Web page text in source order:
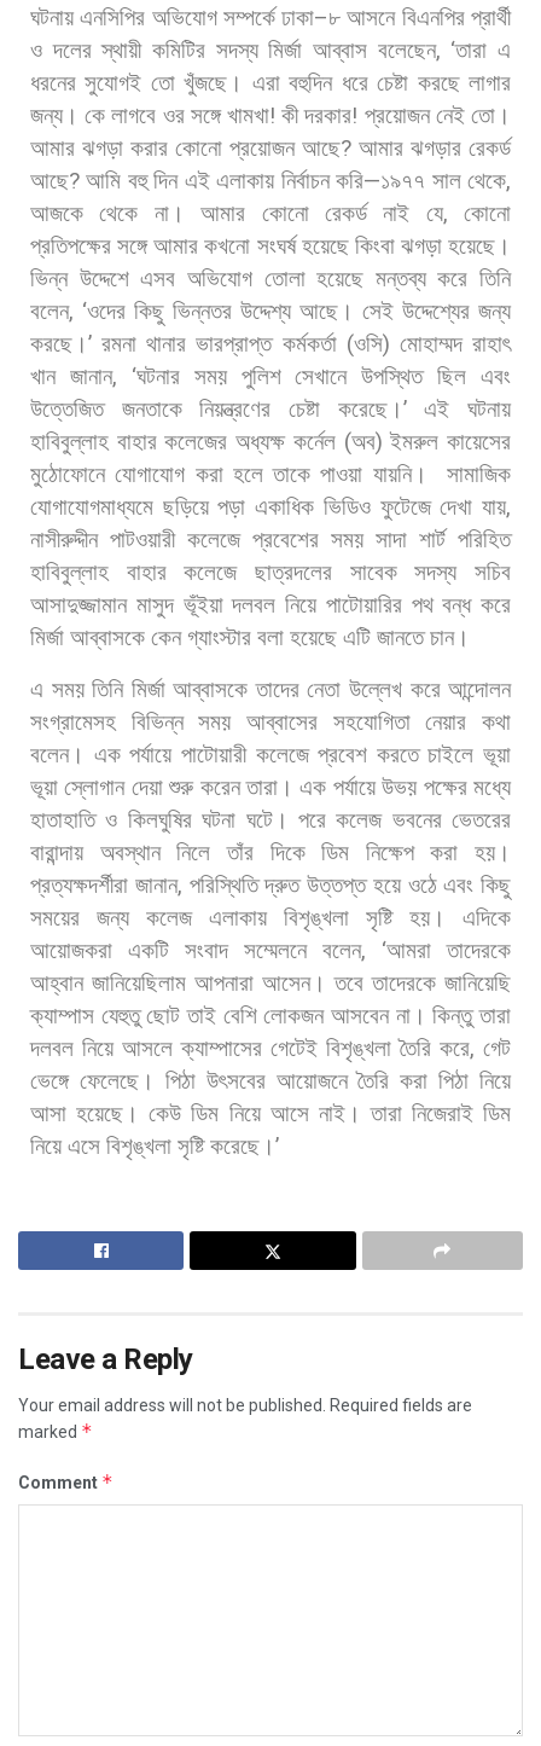
ঘটনায় এনসিপির অভিযোগ সম্পর্কে ঢাকা–৮ আসনে বিএনপির প্রার্থী
ও দলের স্থায়ী কমিটির সদস্য মির্জা আব্বাস বলেছেন, ‘তারা এ
ধরনের সুযোগই তো খুঁজছে। এরা বহুদিন ধরে চেষ্টা করছে লাগার
জন্য। কে লাগবে ওর সঙ্গে খামখা!কী দরকার! প্রয়োজন নেই তো।
আমার ঝগড়া করার কোনো প্রয়োজন আছে? আমার ঝগড়ার রেকর্ড
আছে?আমি বহু দিন এই এলাকায় নির্বাচন করি—১৯৭৭ সাল থেকে,
আজকে থেকে না। আমার কোনো রেকর্ড নাই যে, কোনো
প্রতিপক্ষের সঙ্গে আমার কখনো সংঘর্ষ হয়েছে কিংবা ঝগড়া হয়েছে।
ভিন্ন উদ্দেশে এসব অভিযোগ তোলা হয়েছে মন্তব্য করে তিনি
বলেন, ‘ওদের কিছু ভিন্নতর উদ্দেশ্য আছে। সেই উদ্দেশ্যের জন্য
করছে।’রমনা থানার ভারপ্রাপ্ত কর্মকর্তা(ওসি) মোহাম্মদ রাহাৎ
খান জানান, ‘ঘটনার সময় পুলিশ সেখানে উপস্থিত ছিল এবং
উত্তেজিত
জনতাকে নিয়ন্ত্রণের চেষ্টা করেছে।’এই
ঘটনায়
হাবিবুল্লাহ বাহার কলেজের অধ্যক্ষ কর্নেল(অব)ইমরুল কায়েসের
মুঠোফোনে যোগাযোগ করা হলে তাকে পাওয়া যায়নি।
সামাজিক
যোগাযোগমাধ্যমে ছড়িয়ে পড়া একাধিক ভিডিও ফুটেজে দেখা যায়,
নাসীরুদ্দীন পাটওয়ারী কলেজে প্রবেশের সময় সাদা শার্ট পরিহিত
হাবিবুল্লাহ
বাহার কলেজে ছাত্রদলের সাবেক সদস্য
সচিব
আসাদুজ্জামান মাসুদ ভূঁইয়া দলবল নিয়ে পাটোয়ারির পথ বন্ধ করে
মির্জা আব্বাসকে কেন গ্যাংস্টার বলা হয়েছে এটি জানতে চান।
এ সময় তিনি মির্জা আব্বাসকে তাদের নেতা উল্লেখ করে আন্দোলন
সংগ্রামেসহ
বিভিন্ন সময় আব্বাসের সহযোগিতা নেয়ার
কথা
বলেন। এক পর্যায়ে পাটোয়ারী কলেজে প্রবেশ করতে চাইলে ভূয়া
ভূয়া স্লোগান দেয়া শুরু করেন তারা। এক পর্যায়ে উভয় পক্ষের মধ্যে
হাতাহাতি ও কিলঘুষির ঘটনা ঘটে। পরে কলেজ ভবনের ভেতরের
বারান্দায়
অবস্থান নিলে তাঁর দিকে ডিম নিক্ষেপ করা
হয়।
প্রত্যক্ষদর্শীরা জানান, পরিস্থিতি দ্রুত উত্তপ্ত হয়ে ওঠে এবং কিছু
সময়ের
জন্য কলেজ এলাকায় বিশৃঙ্খলা সৃষ্টি
হয়। এদিকে
আয়োজকরা
একটি সংবাদ সম্মেলনে বলেন, ‘আমরা
তাদেরকে
আহ্বান জানিয়েছিলাম আপনারা আসেন। তবে তাদেরকে জানিয়েছি
ক্যাম্পাস যেহুতু ছোট তাই বেশি লোকজন আসবেন না। কিন্তু তারা
দলবল নিয়ে আসলে ক্যাম্পাসের গেটেই বিশৃঙ্খলা তৈরি করে, গেট
ভেঙ্গে ফেলেছে। পিঠা উৎসবের আয়োজনে তৈরি করা পিঠা নিয়ে
আসা হয়েছে। কেউ ডিম নিয়ে আসে নাই। তারা নিজেরাই ডিম
নিয়ে এসে বিশৃঙ্খলা সৃষ্টি করেছে।’
Leave a Reply
Your email address will not be published.
Required fields are
marked *
Comment *